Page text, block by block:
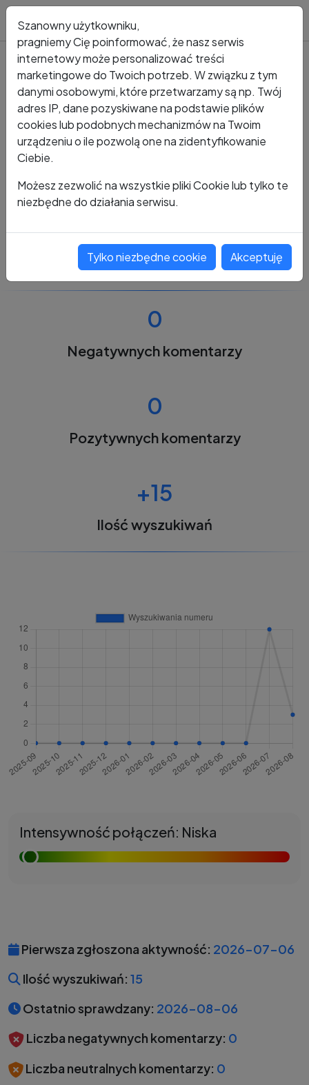
Kto dzwonił? Numer +48 696 784 500
+48 696 784 500
0
Negatywnych komentarzy
0
Pozytywnych komentarzy
+15
Ilość wyszukiwań
Intensywność połączeń: Niska
Pierwsza zgłoszona aktywność: 2026-07-06
Ilość wyszukiwań: 15
Ostatnio sprawdzany: 2026-08-06
Liczba negatywnych komentarzy: 0
Liczba neutralnych komentarzy: 0
Szanowny użytkowniku,
pragniemy Cię poinformować, że nasz serwis
internetowy może personalizować treści
marketingowe do Twoich potrzeb. W związku z tym
danymi osobowymi, które przetwarzamy są np. Twój
adres IP, dane pozyskiwane na podstawie plików
cookies lub podobnych mechanizmów na Twoim
urządzeniu o ile pozwolą one na zidentyfikowanie
Ciebie.
Możesz zezwolić na wszystkie pliki Cookie lub tylko te
niezbędne do działania serwisu.
Tylko niezbędne cookie Akceptuję